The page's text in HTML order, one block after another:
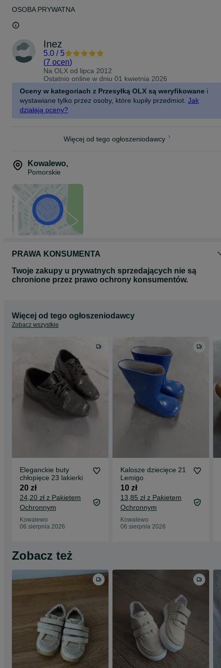
OSOBA PRYWATNA
Inez
5.0 / 5
(7 ocen)
Na OLX od lipca 2012
Ostatnio online w dniu 01 kwietnia 2026
Oceny w kategoriach z Przesyłką OLX są weryfikowane i
wystawiane tylko przez osoby, które kupiły przedmiot. Jak
działają oceny?
Więcej od tego ogłoszeniodawcy
Kowalewo,
Pomorskie
PRAWA KONSUMENTA
Twoje zakupy u prywatnych sprzedających nie są
chronione przez prawo ochrony konsumentów.
Więcej od tego ogłoszeniodawcy
Zobacz wszystkie
Eleganckie buty
chłopięce 23 lakierki
20 zł
24,20 zł z Pakietem
Ochronnym
Kowalewo
06 sierpnia 2026
Kalosze dziecięce 21
Lemigo
10 zł
13,85 zł z Pakietem
Ochronnym
Kowalewo
06 sierpnia 2026
Zobacz też